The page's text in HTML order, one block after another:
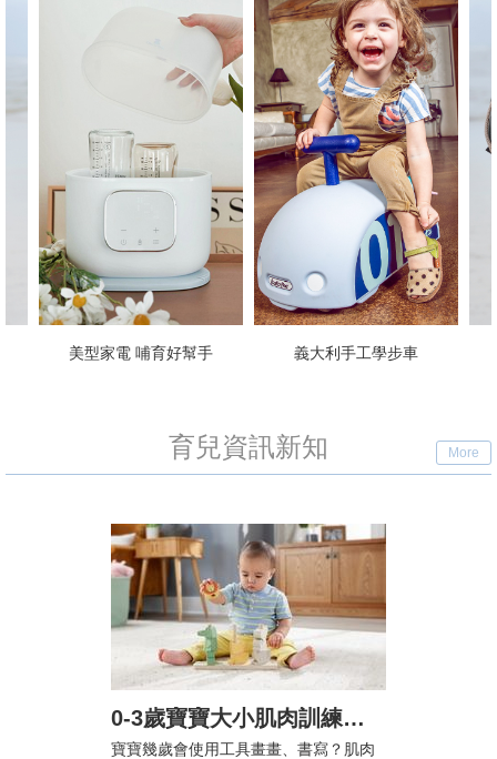
義大利手工學步車 透氣揹帶 解放雙手
育兒資訊新知 More
0-3歲寶寶大小肌肉訓練怎麼做？爸媽必知的肌肉發展里程碑與10+款推薦玩具
寶寶幾歲會使用工具畫畫、書寫？肌肉